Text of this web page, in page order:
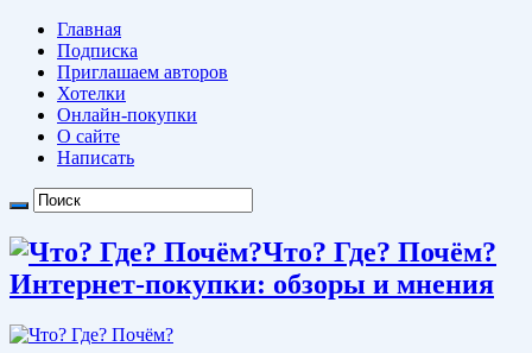
Главная
Подписка
Приглашаем авторов
Хотелки
Онлайн-покупки
О сайте
Написать
Что? Где? Почём?
Интернет-покупки: обзоры и мнения